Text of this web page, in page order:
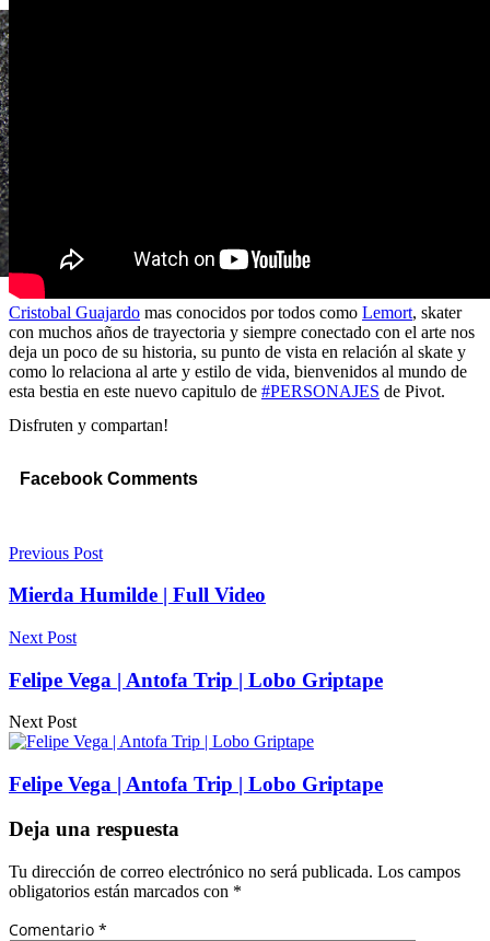
Cristobal Guajardo mas conocidos por todos como Lemort, skater
con muchos años de trayectoria y siempre conectado con el arte nos
deja un poco de su historia, su punto de vista en relación al skate y
como lo relaciona al arte y estilo de vida, bienvenidos al mundo de
esta bestia en este nuevo capitulo de #PERSONAJES de Pivot.
Disfruten y compartan!
Facebook Comments
Previous Post
Mierda Humilde | Full Video
Next Post
Felipe Vega | Antofa Trip | Lobo Griptape
Next Post
Felipe Vega | Antofa Trip | Lobo Griptape
Deja una respuesta
Tu dirección de correo electrónico no será publicada. Los campos
obligatorios están marcados con *
Comentario *